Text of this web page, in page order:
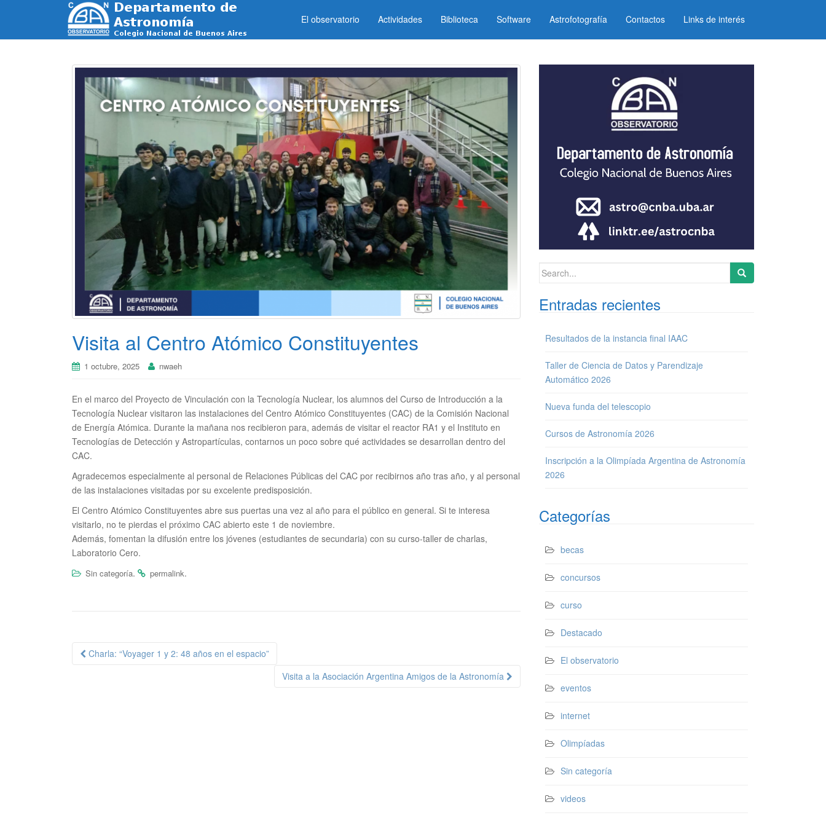
El observatorio Actividades Biblioteca Software Astrofotografía Contactos Links de interés
Visita al Centro Atómico Constituyentes
1 octubre, 2025 nwaeh
En el marco del Proyecto de Vinculación con la Tecnología Nuclear, los alumnos del Curso de Introducción a la
Tecnología Nuclear visitaron las instalaciones del Centro Atómico Constituyentes (CAC) de la Comisión Nacional
de Energía Atómica. Durante la mañana nos recibieron para, además de visitar el reactor RA1 y el Instituto en
Tecnologías de Detección y Astropartículas, contarnos un poco sobre qué actividades se desarrollan dentro del
CAC.
Agradecemos especialmente al personal de Relaciones Públicas del CAC por recibirnos año tras año, y al personal
de las instalaciones visitadas por su excelente predisposición.
El Centro Atómico Constituyentes abre sus puertas una vez al año para el público en general. Si te interesa
visitarlo, no te pierdas el próximo CAC abierto este 1 de noviembre.
Además, fomentan la difusión entre los jóvenes (estudiantes de secundaria) con su curso-taller de charlas,
Laboratorio Cero.
Sin categoría. permalink.
Navegación de publicación
Charla: “Voyager 1 y 2: 48 años en el espacio”
Visita a la Asociación Argentina Amigos de la Astronomía
Search for:
Entradas recientes
Resultados de la instancia final IAAC
Taller de Ciencia de Datos y Parendizaje
Automático 2026
Nueva funda del telescopio
Cursos de Astronomía 2026
Inscripción a la Olimpíada Argentina de Astronomía
2026
Categorías
becas
concursos
curso
Destacado
El observatorio
eventos
internet
Olimpíadas
Sin categoría
videos